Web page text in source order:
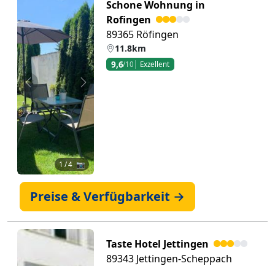
Zurück Weiter
1 / 4 📷
Schone Wohnung in
Rofingen
89365 Röfingen
11.8km
9,6/10 Exzellent
Preise & Verfügbarkeit →
Taste Hotel Jettingen
89343 Jettingen-Scheppach